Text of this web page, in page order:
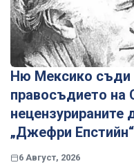
Ню Мексико съди
правосъдието
нецензурираните
„Джефри Епстийн“
6 Август, 2026